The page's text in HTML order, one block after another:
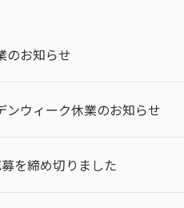
のお知らせ
ンウィーク休業のお知らせ
を締め切りました